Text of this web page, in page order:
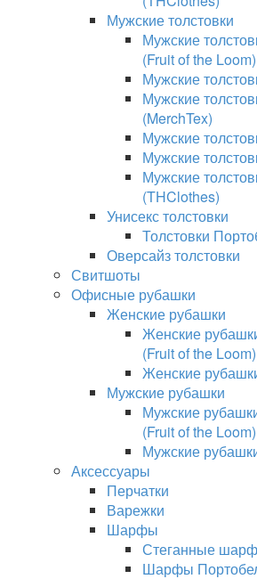
Мужские толстовки
Мужские
(Fruit of the Loom)
Мужские
Мужские
(MerchTex)
Мужские
Мужские
Мужские
(THClothes)
Унисекс толстовки
Толстовки
Оверсайз толстовки
Свитшоты
Офисные рубашки
Женские рубашки
Женские
(Fruit of the Loom)
Женские
Мужские рубашки
Мужские
(Fruit of the Loom)
Мужские
Аксессуары
Перчатки
Варежки
Шарфы
Стеганные
Шарфы